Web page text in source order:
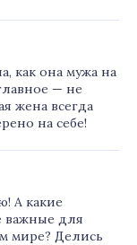
как она мужа на
— не
жена всегда
на себе!
А какие
важные для
мире? Делись